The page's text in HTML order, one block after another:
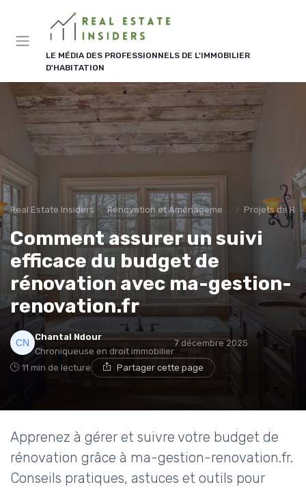
LE MÉDIA DES PROFESSIONNELS DE L'IMMOBILIER
D'HABITATION
Real Estate Insiders Rénovation et Aménagement Projets de
Comment assurer un suivi
efficace du budget de
rénovation avec ma-gestion-
renovation.fr
Chantal Ndour
Chroniqueuse en droit immobilier
7 décembre 2025
11 min de lecture Partager cette page
Apprenez à gérer et suivre votre budget de
rénovation grâce à ma-gestion-renovation.fr.
Conseils pratiques, astuces et outils pour